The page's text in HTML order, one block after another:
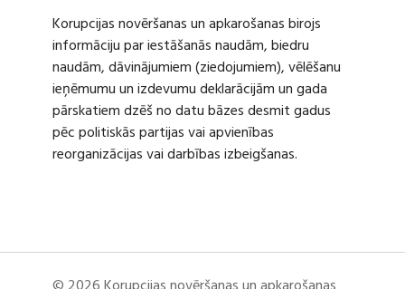
Korupcijas novēršanas un apkarošanas birojs
informāciju par iestāšanās naudām, biedru
naudām, dāvinājumiem (ziedojumiem), vēlēšanu
ieņēmumu un izdevumu deklarācijām un gada
pārskatiem dzēš no datu bāzes desmit gadus
pēc politiskās partijas vai apvienības
reorganizācijas vai darbības izbeigšanas.